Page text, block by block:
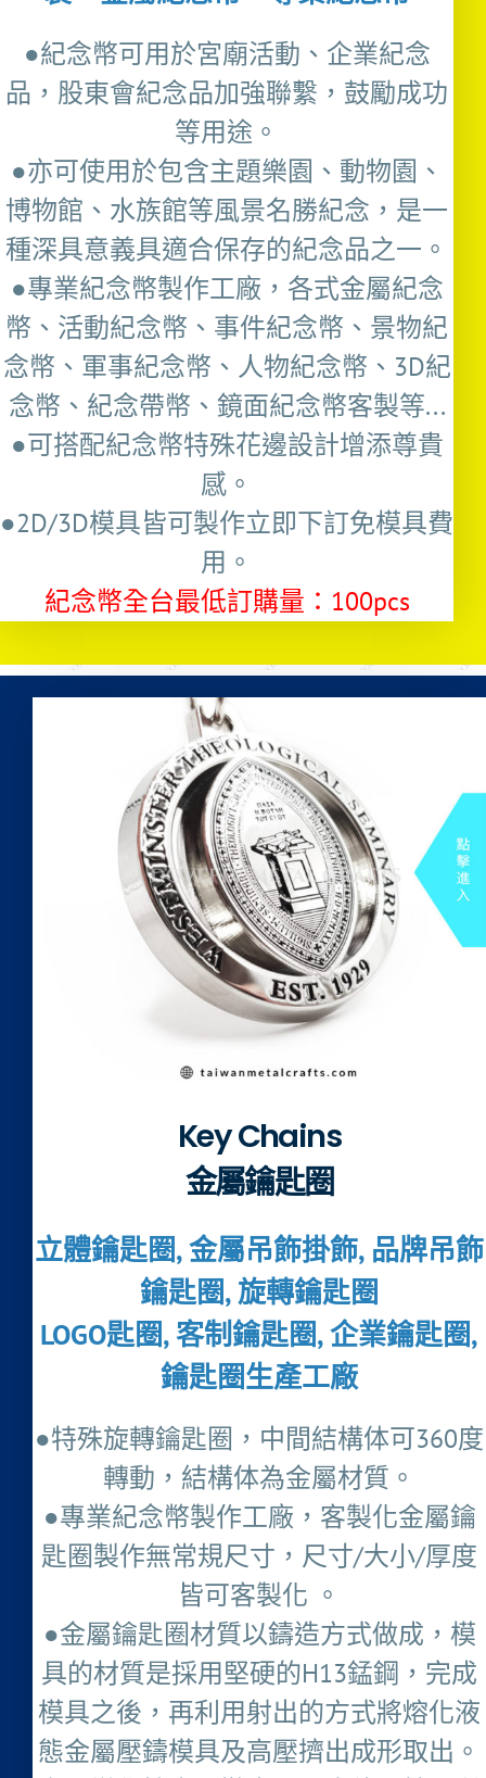
●紀念幣可用於宮廟活動、企業紀念
品，股東會紀念品加強聯繫，鼓勵成功
等用途。
●亦可使用於包含主題樂園、動物園、
博物館、水族館等風景名勝紀念，是一
種深具意義具適合保存的紀念品之一。
●專業紀念幣製作工廠，各式金屬紀念
幣、活動紀念幣、事件紀念幣、景物紀
念幣、軍事紀念幣、人物紀念幣、3D紀
念幣、紀念帶幣、鏡面紀念幣客製等...
●可搭配紀念幣特殊花邊設計增添尊貴
感。
●2D/3D模具皆可製作立即下訂免模具費
用。
紀念幣全台最低訂購量：100pcs
Key Chains
金屬鑰匙圈
立體鑰匙圈, 金屬吊飾掛飾, 品牌吊飾
鑰匙圈, 旋轉鑰匙圈
LOGO匙圈, 客制鑰匙圈, 企業鑰匙圈,
鑰匙圈生產工廠
●特殊旋轉鑰匙圈，中間結構体可360度
轉動，結構体為金屬材質。
●專業紀念幣製作工廠，客製化金屬鑰
匙圈製作無常規尺寸，尺寸/大小/厚度
皆可客製化 。
●金屬鑰匙圈材質以鑄造方式做成，模
具的材質是採用堅硬的H13錳鋼，完成
模具之後，再利用射出的方式將熔化液
態金屬壓鑄模具及高壓擠出成形取出。